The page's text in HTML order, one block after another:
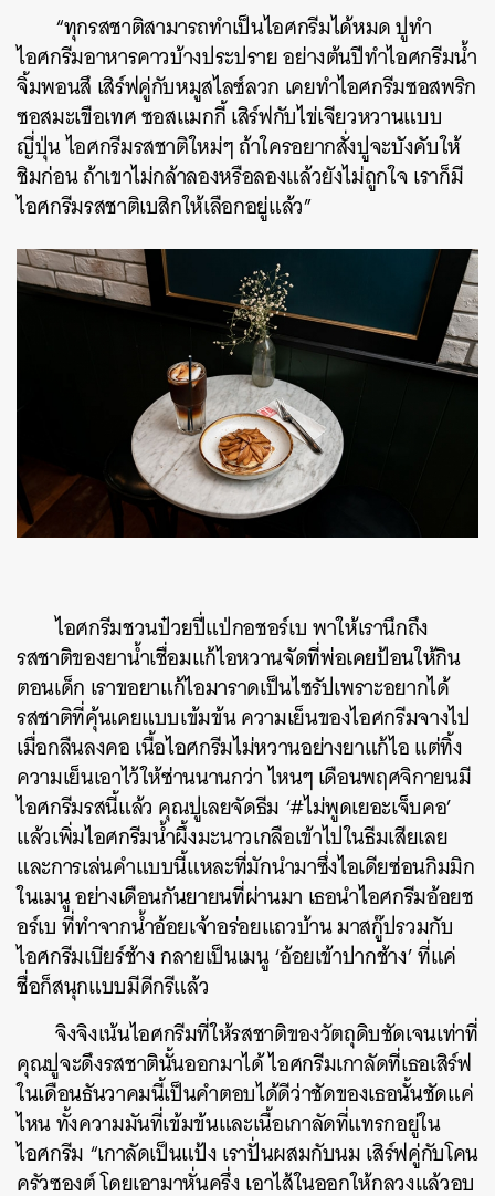
“ทุกรสชาติสามารถทำเป็นไอศกรีมได้หมด ปูทำ
ไอศกรีมอาหารคาวบ้างประปราย อย่างต้นปีทำไอศกรีมน้ำ
จิ้มพอนสึ เสิร์ฟคู่กับหมูสไลซ์ลวก เคยทำไอศกรีมซอสพริก
ซอสมะเขือเทศ ซอสแมกกี้ เสิร์ฟกับไข่เจียวหวานแบบ
ญี่ปุ่น ไอศกรีมรสชาติใหม่ๆ ถ้าใครอยากสั่งปูจะบังคับให้
ชิมก่อน ถ้าเขาไม่กล้าลองหรือลองแล้วยังไม่ถูกใจ เราก็มี
ไอศกรีมรสชาติเบสิกให้เลือกอยู่แล้ว”
ไอศกรีมชวนป๋วยปี่แป่กอชอร์เบ พาให้เรานึกถึง
รสชาติของยาน้ำเชื่อมแก้ไอหวานจัดที่พ่อเคยป้อนให้กิน
ตอนเด็ก เราขอยาแก้ไอมาราดเป็นไซรัปเพราะอยากได้
รสชาติที่คุ้นเคยแบบเข้มข้น ความเย็นของไอศกรีมจางไป
เมื่อกลืนลงคอ เนื้อไอศกรีมไม่หวานอย่างยาแก้ไอ แต่ทิ้ง
ความเย็นเอาไว้ให้ซ่านนานกว่า ไหนๆ เดือนพฤศจิกายนมี
ไอศกรีมรสนี้แล้ว คุณปูเลยจัดธีม ‘#ไม่พูดเยอะเจ็บคอ’
แล้วเพิ่มไอศกรีมน้ำผึ้งมะนาวเกลือเข้าไปในธีมเสียเลย
และการเล่นคำแบบนี้แหละที่มักนำมาซึ่งไอเดียซ่อนกิมมิก
ในเมนู อย่างเดือนกันยายนที่ผ่านมา เธอนำไอศกรีมอ้อยช
อร์เบ ที่ทำจากน้ำอ้อยเจ้าอร่อยแถวบ้าน มาสกู๊ปรวมกับ
ไอศกรีมเบียร์ช้าง กลายเป็นเมนู ‘อ้อยเข้าปากช้าง’ ที่แค่
ชื่อก็สนุกแบบมีดีกรีแล้ว
จิงจิงเน้นไอศกรีมที่ให้รสชาติของวัตถุดิบชัดเจนเท่าที่
คุณปูจะดึงรสชาตินั้นออกมาได้ ไอศกรีมเกาลัดที่เธอเสิร์ฟ
ในเดือนธันวาคมนี้เป็นคำตอบได้ดีว่าชัดของเธอนั้นชัดแค่
ไหน ทั้งความมันที่เข้มข้นและเนื้อเกาลัดที่แทรกอยู่ใน
ไอศกรีม “เกาลัดเป็นแป้ง เราปั่นผสมกับนม เสิร์ฟคู่กับโคน
ครัวซองต์ โดยเอามาหั่นครึ่ง เอาไส้ในออกให้กลวงแล้วอบ
SHARE TWEET LINE EMAIL